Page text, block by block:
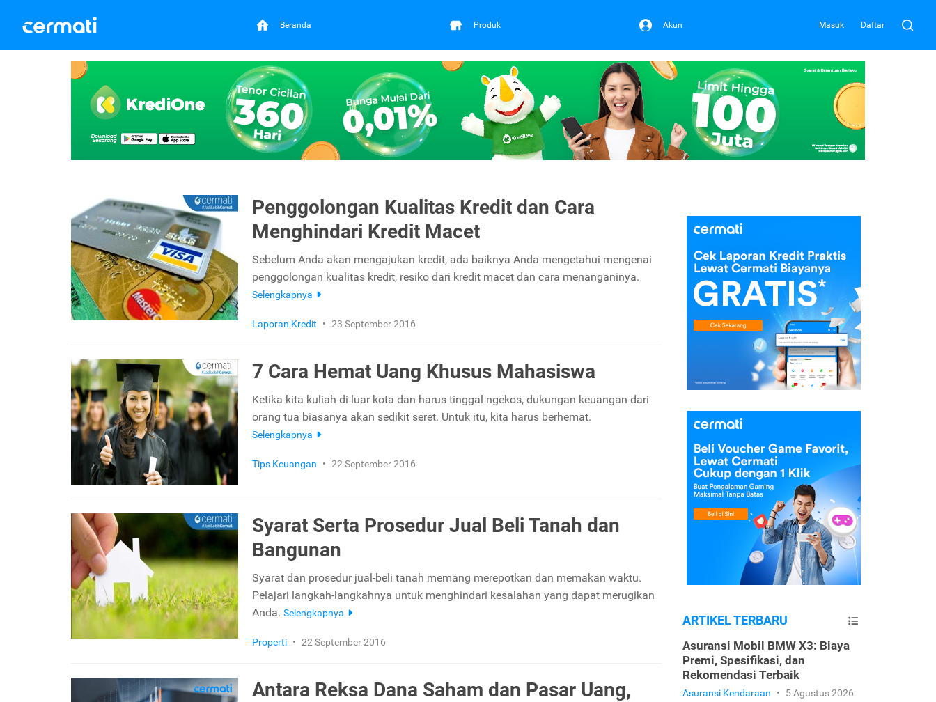
Beranda Produk Akun Masuk Daftar
Penggolongan Kualitas Kredit dan Cara
Menghindari Kredit Macet
Sebelum Anda akan mengajukan kredit, ada baiknya Anda mengetahui mengenai
penggolongan kualitas kredit, resiko dari kredit macet dan cara menanganinya.
Selengkapnya
Laporan Kredit • 23 September 2016
7 Cara Hemat Uang Khusus Mahasiswa
Ketika kita kuliah di luar kota dan harus tinggal ngekos, dukungan keuangan dari
orang tua biasanya akan sedikit seret. Untuk itu, kita harus berhemat.
Selengkapnya
Tips Keuangan • 22 September 2016
Syarat Serta Prosedur Jual Beli Tanah dan
Bangunan
Syarat dan prosedur jual-beli tanah memang merepotkan dan memakan waktu.
Pelajari langkah-langkahnya untuk menghindari kesalahan yang dapat merugikan
Anda. Selengkapnya
Properti • 22 September 2016
Antara Reksa Dana Saham dan Pasar Uang,
ARTIKEL TERBARU
Asuransi Mobil BMW X3: Biaya
Premi, Spesifikasi, dan
Rekomendasi Terbaik
Asuransi Kendaraan • 5 Agustus 2026